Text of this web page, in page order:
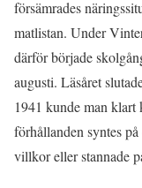
försämrades
matlistan. Under
därför började
augusti. Läsåret
1941 kunde man klart
förhållanden syntes
villkor eller stannade